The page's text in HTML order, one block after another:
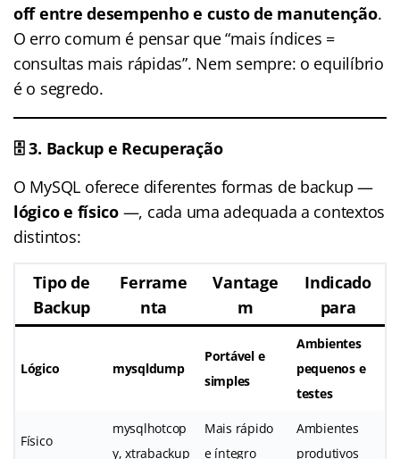
off entre desempenho e custo de manutenção.
O erro comum é pensar que “mais índices =
consultas mais rápidas”. Nem sempre: o equilíbrio
é o segredo.
🗄️3. Backup e Recuperação
O MySQL oferece diferentes formas de backup —
lógico e físico—, cada uma adequada a contextos
distintos:
Tipo de
Backup
Ferrame
nta
Vantage
m
Indicado
para
Lógico mysqldump
Portável e
simples
Ambientes
pequenos e
testes
Físico
mysqlhotcop
y, xtrabackup
Mais rápido
e íntegro
Ambientes
produtivos